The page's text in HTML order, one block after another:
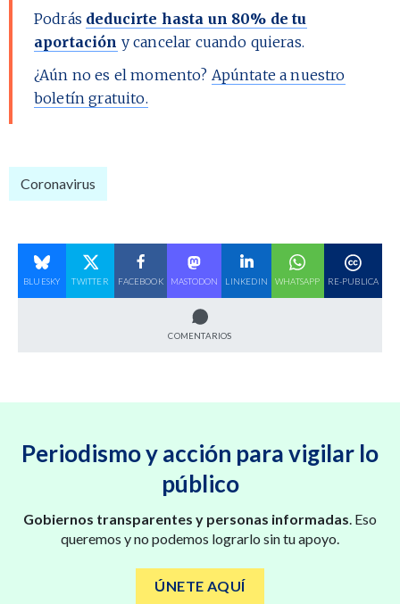
Podrás deducirte hasta un 80% de tu
aportación y cancelar cuando quieras.
¿Aún no es el momento? Apúntate a nuestro
boletín gratuito.
Coronavirus
BLUESKY TWITTER FACEBOOK MASTODON LINKEDIN WHATSAPP RE-PUBLICA
COMENTARIOS
Periodismo y acción para vigilar lo
público
Gobiernos transparentes y personas informadas. Eso
queremos y no podemos lograrlo sin tu apoyo.
ÚNETE AQUÍ